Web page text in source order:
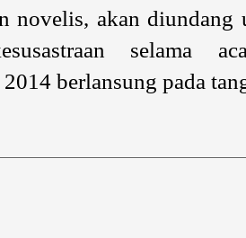
novelis, akan diundang
selama
berlansung pada